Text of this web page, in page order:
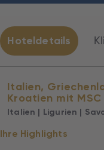
Hoteldetails
Italien,
Kroatien mit MSC
Italien | Ligurien |
Ihre Highlights